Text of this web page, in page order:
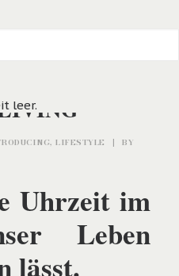
leer.
, LIFESTYLE |
BY
Uhrzeit im
Leben
lässt.